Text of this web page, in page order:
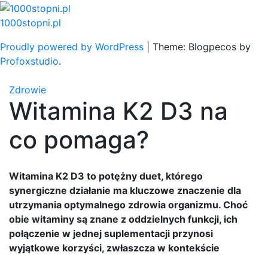
Skip
to
1000stopni.pl
Proudly powered by WordPress
Theme: Blogpecos by
Profoxstudio.
Zdrowie
Witamina K2 D3 na
co pomaga?
Witamina K2 D3 to potężny duet, którego
synergiczne działanie ma kluczowe znaczenie dla
utrzymania optymalnego zdrowia organizmu. Choć
obie witaminy są znane z oddzielnych funkcji, ich
połączenie w jednej suplementacji przynosi
wyjątkowe korzyści, zwłaszcza w kontekście